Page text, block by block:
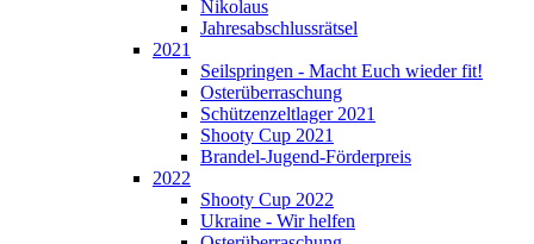
Nikolaus
Jahresabschlussrätsel
2021
Seilspringen - Macht Euch wieder fit!
Osterüberraschung
Schützenzeltlager 2021
Shooty Cup 2021
Brandel-Jugend-Förderpreis
2022
Shooty Cup 2022
Ukraine - Wir helfen